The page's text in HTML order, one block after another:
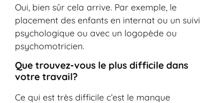
Oui, bien sûr cela arrive. Par exemple, le
placement des enfants en internat ou un suivi
psychologique ou avec un logopède ou
psychomotricien.
Que trouvez-vous le plus difficile dans
votre travail?
Ce qui est très difficile c’est le manque